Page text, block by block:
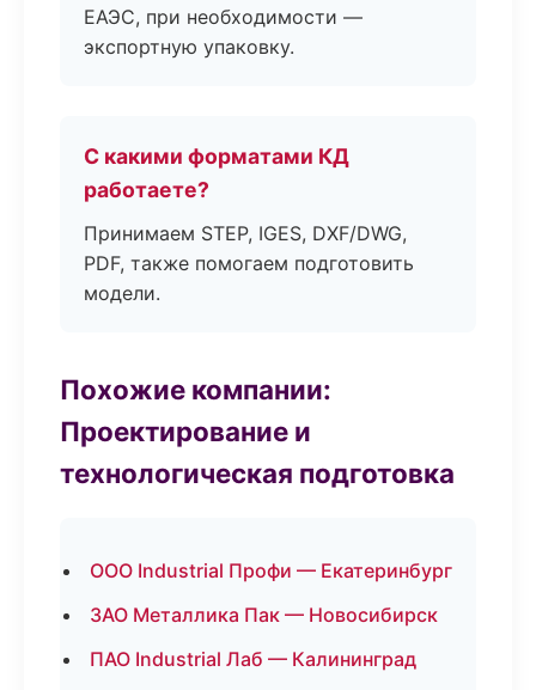
ЕАЭС, при необходимости —
экспортную упаковку.
С какими форматами КД
работаете?
Принимаем STEP, IGES, DXF/DWG,
PDF, также помогаем подготовить
модели.
Похожие компании:
Проектирование и
технологическая подготовка
ООО Industrial Профи — Екатеринбург
ЗАО Металлика Пак — Новосибирск
ПАО Industrial Лаб — Калининград